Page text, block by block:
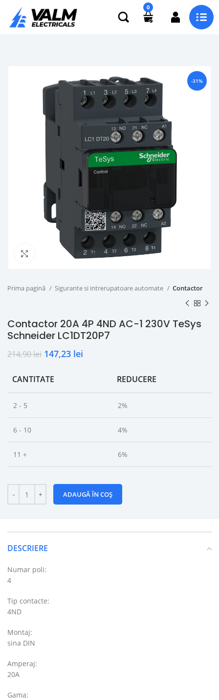
0
-31%
Click to enlarge
Prima pagină Sigurante si intrerupatoare automate Contactor
Contactor 20A 4P 4ND AC-1 230V TeSys
Schneider LC1DT20P7
214,90lei 147,23 lei
CANTITATE REDUCERE
2 - 5 2%
6 - 10 4%
11 + 6%
ADAUGĂ ÎN COȘ
DESCRIERE
Numar poli:
4
Tip contacte:
4ND
Montaj:
sina DIN
Amperaj:
20A
Gama: